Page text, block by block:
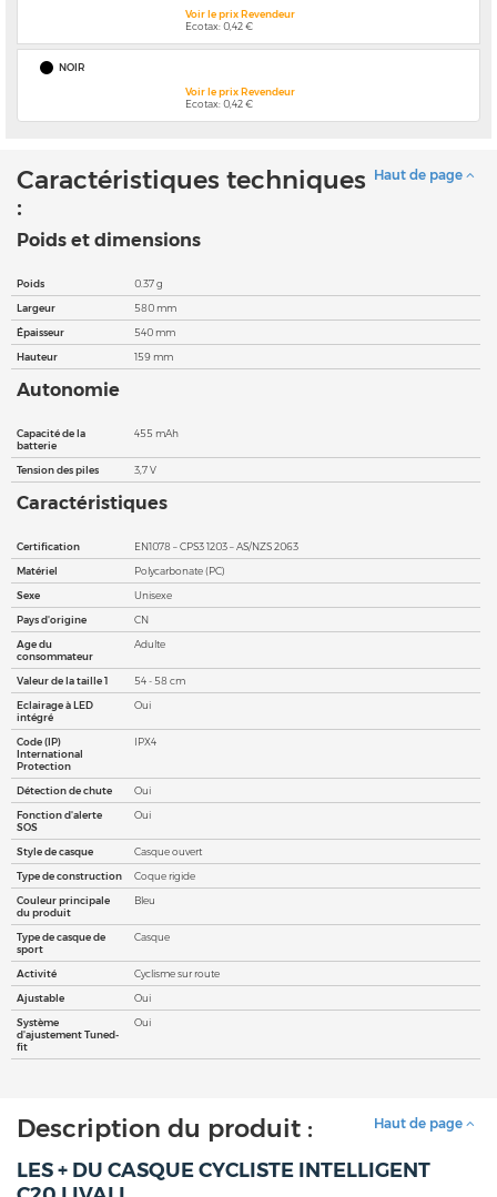
Voir le prix Revendeur
Ecotax: 0,42 €
NOIR
Voir le prix Revendeur
Ecotax: 0,42 €
Haut de page
Caractéristiques techniques
:
Poids et dimensions
Poids
0.37 g
Largeur
580 mm
Épaisseur
540 mm
Hauteur
159 mm
Autonomie
Capacité de la
batterie
455 mAh
Tension des piles 3,7 V
Caractéristiques
Certification
EN1078 – CPS3 1203 – AS/NZS 2063
Matériel
Polycarbonate (PC)
Sexe
Unisexe
Pays d'origine
CN
Age du
consommateur
Adulte
Valeur de la taille 1
54 - 58 cm
Eclairage à LED
intégré
Oui
Code (IP)
International
Protection
IPX4
Détection de chute
Oui
Fonction d'alerte
SOS
Oui
Style de casque
Casque ouvert
Type de construction
Coque rigide
Couleur principale
du produit
Bleu
Type de casque de
sport
Casque
Activité
Cyclisme sur route
Ajustable
Oui
Système
d'ajustement Tuned-
fit
Oui
Haut de page
Description du produit :
LES + DU CASQUE CYCLISTE INTELLIGENT